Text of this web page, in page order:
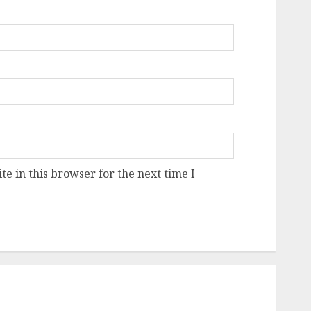
in this browser for the next time I